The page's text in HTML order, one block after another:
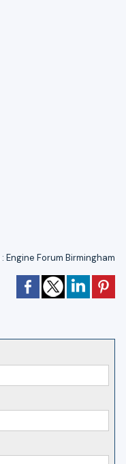
: Engine Forum Birmingham